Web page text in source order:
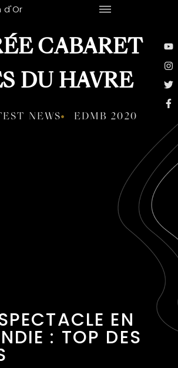
CABARET
DU HAVRE
NEWS EDMB 2020
EN
: TOP DES